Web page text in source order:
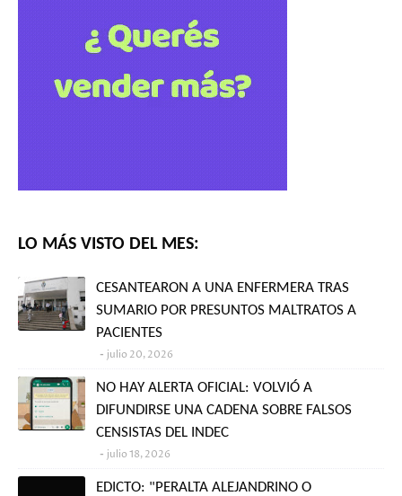
LO MÁS VISTO DEL MES:
CESANTEARON A UNA ENFERMERA TRAS
SUMARIO POR PRESUNTOS MALTRATOS A
PACIENTES
julio 20, 2026
NO HAY ALERTA OFICIAL: VOLVIÓ A
DIFUNDIRSE UNA CADENA SOBRE FALSOS
CENSISTAS DEL INDEC
julio 18, 2026
EDICTO: "PERALTA ALEJANDRINO O